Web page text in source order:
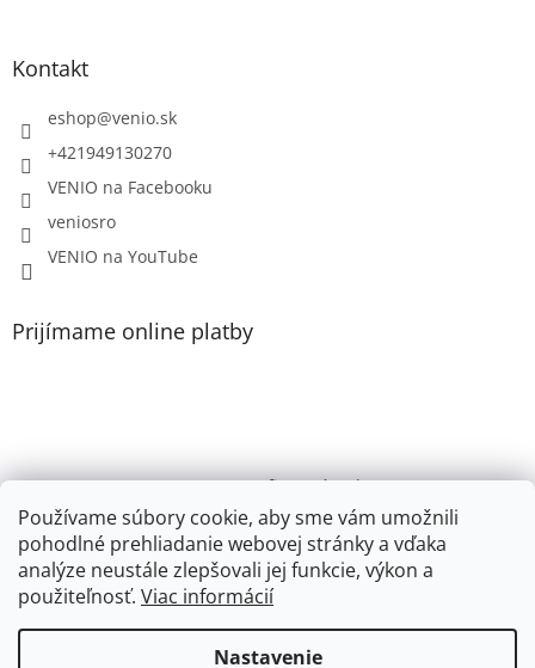
Používame súbory cookie, aby sme vám umožnili
pohodlné prehliadanie webovej stránky a vďaka
analýze neustále zlepšovali jej funkcie, výkon a
použiteľnosť. Viac informácií
Nastavenie
Kontakt
eshop@venio.sk
+421949130270
VENIO na Facebooku
veniosro
VENIO na YouTube
Prijímame online platby
VENIO, s.r.o. - firemný web /
Videonávody YouTube k PR200, PR100, PR110, PR102
Youtube VENIO
Vytvoril Shoptet